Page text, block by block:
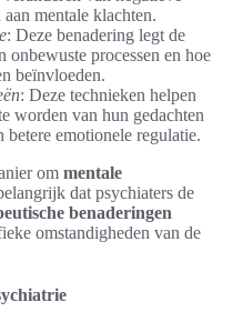
mentale klachten.
: Deze benadering legt de
processen en hoe
beïnvloeden.
: Deze technieken helpen
worden van hun gedachten
betere emotionele regulatie.
om mentale
dat psychiaters de
benaderingen
omstandigheden van de